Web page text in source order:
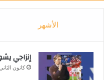
الأشهر
إنزاجي
كانون الثاني 6, 2025,